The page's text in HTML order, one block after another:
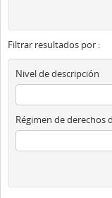
Filtrar resultados por :
Nivel de descripción
Régimen de derechos